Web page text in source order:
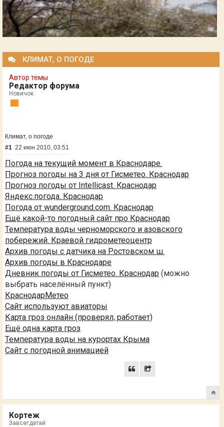
КЛИМАТ, О ПОГОДЕ
Автор темы
Редактор форума
Новичок
Климат, о погоде
#1 22 июн 2010, 03:51
Погода на текущий момент в Краснодаре.
Прогноз погоды на 3 дня от Гисметео. Краснодар
Прогноз погоды от Intellicast. Краснодар
Яндекс.погода. Краснодар
Погода от wunderground.com. Краснодар
Ещё какой-то погодный сайт про Краснодар
Температура воды черноморского и азовского
побережий. Краевой гидрометеоцентр
Архив погоды с датчика на Ростовском ш.
Архив погоды в Краснодаре
Дневник погоды от Гисметео. Краснодар (можно
выбрать населённый пункт)
КраснодарМетео
Сайт используют авиаторы
Карта гроз онлайн (проверял, работает)
Ещё одна карта гроз
Температура воды на курортах Крыма
Сайт с погодной анимацией
Кортеж
Завсегдатай